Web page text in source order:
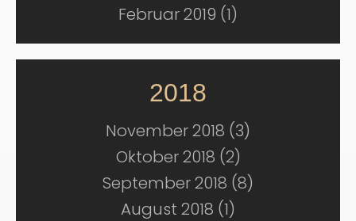
Februar 2019 (1)
2018
November 2018 (3)
Oktober 2018 (2)
September 2018 (8)
August 2018 (1)